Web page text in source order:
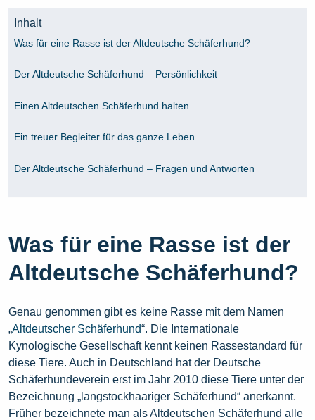
Inhalt
Was für eine Rasse ist der Altdeutsche Schäferhund?
Der Altdeutsche Schäferhund – Persönlichkeit
Einen Altdeutschen Schäferhund halten
Ein treuer Begleiter für das ganze Leben
Der Altdeutsche Schäferhund – Fragen und Antworten
Was für eine Rasse ist der
Altdeutsche Schäferhund?
Genau genommen gibt es keine Rasse mit dem Namen
„Altdeutscher Schäferhund“. Die Internationale
Kynologische Gesellschaft kennt keinen Rassestandard für
diese Tiere. Auch in Deutschland hat der Deutsche
Schäferhundeverein erst im Jahr 2010 diese Tiere unter der
Bezeichnung „langstockhaariger Schäferhund“ anerkannt.
Früher bezeichnete man als Altdeutschen Schäferhund alle